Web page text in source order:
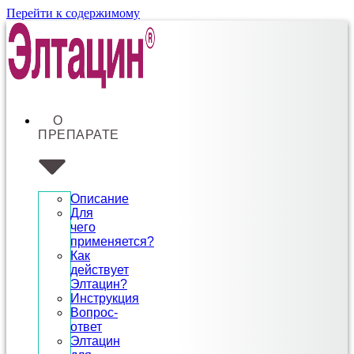
Перейти к содержимому
О
ПРЕПАРАТЕ
Описание
Для
чего
применяется?
Как
действует
Элтацин?
Инструкция
Вопрос-
ответ
Элтацин